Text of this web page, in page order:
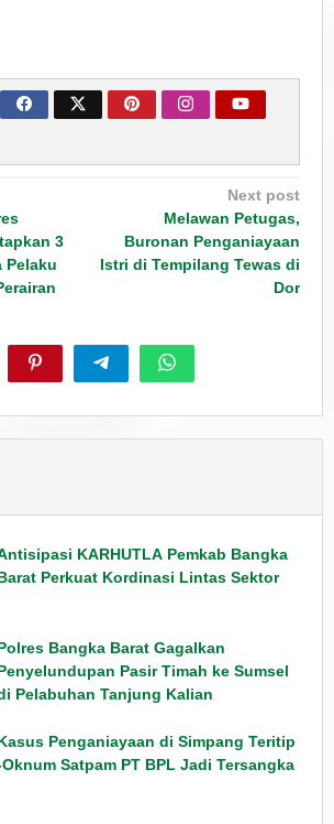
3
Pelaku
Next post
Melawan Petugas,
Buronan Penganiayaan
Istri di Tempilang Tewas di
Dor
KARHUTLA Pemkab Bangka
Perkuat Kordinasi Lintas Sektor
Bangka Barat Gagalkan
Pasir Timah ke Sumsel
Pelabuhan Tanjung Kalian
Penganiayaan di Simpang Teritip
Satpam PT BPL Jadi Tersangka